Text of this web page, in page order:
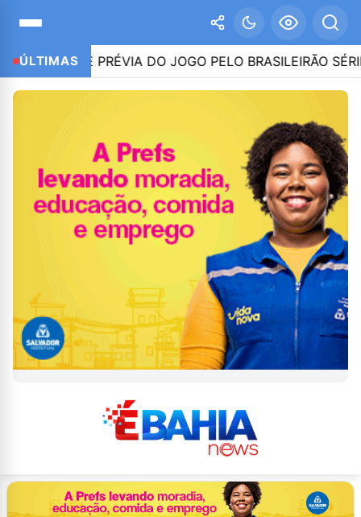
ÚLTIMAS
PRÉVIA DO JOGO PELO BRASILEIRÃO SÉRIE A –